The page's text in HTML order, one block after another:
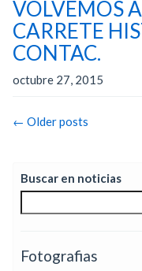
VOLVEMOS
CARRETE
CONTAC.
octubre 27, 2015
Post
← Older posts
Buscar en noticias
Fotografias